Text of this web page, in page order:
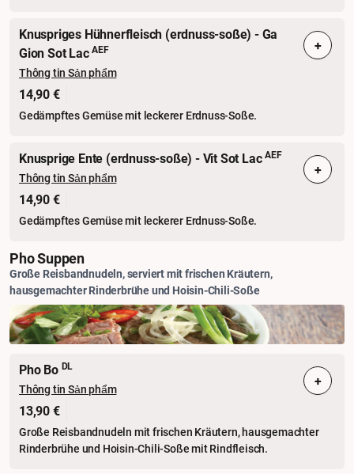
Knuspriges Hühnerfleisch (erdnuss-soße) - Ga
Gion Sot LacAEF
Thông tin Sản phẩm
14,90 €
Gedämpftes Gemüse mit leckerer Erdnuss-Soße.
+
Knusprige Ente (erdnuss-soße) - Vit Sot LacAEF
Thông tin Sản phẩm
14,90 €
Gedämpftes Gemüse mit leckerer Erdnuss-Soße.
+
Pho Suppen
Große Reisbandnudeln, serviert mit frischen Kräutern,
hausgemachter Rinderbrühe und Hoisin-Chili-Soße
Pho Bo DL
Thông tin Sản phẩm
13,90 €
Große Reisbandnudeln mit frischen Kräutern, hausgemachter
Rinderbrühe und Hoisin-Chili-Soße mit Rindfleisch.
+